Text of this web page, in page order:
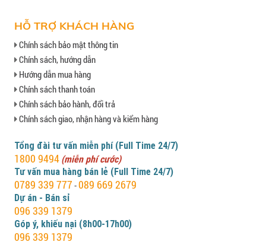
HỖ TRỢ KHÁCH HÀNG
Chính sách bảo mật thông tin
Chính sách, hướng dẫn
Hướng dẫn mua hàng
Chính sách thanh toán
Chính sách bảo hành, đổi trả
Chính sách giao, nhận hàng và kiểm hàng
Tổng đài tư vấn miễn phí (Full Time 24/7)
1800 9494 (miễn phí cước)
Tư vấn mua hàng bán lẻ (Full Time 24/7)
0789 339 777 -089 669 2679
Dự án - Bán sỉ
096 339 1379
Góp ý, khiếu nại (8h00-17h00)
096 339 1379